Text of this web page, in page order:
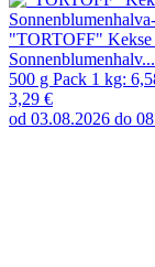
"TORTOFF" Kekse
Sonnenblumenhalv...
500 g Pack 1 kg:
3,29 €
od 03.08.2026 do